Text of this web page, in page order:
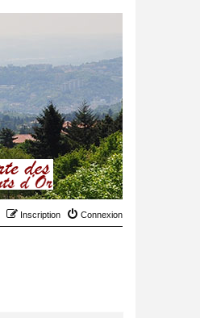
Connexion
Inscription